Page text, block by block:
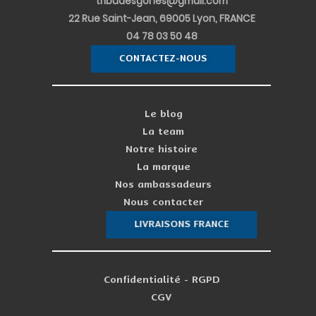
22 Rue Saint-Jean, 69005 Lyon, FRANCE
04 78 03 50 48
CONTACTEZ-NOUS
Le blog
La team
Notre histoire
La marque
Nos ambassadeurs
Nous contacter
LIVRAISONS FRANCE
Confidentialité - RGPD
CGV